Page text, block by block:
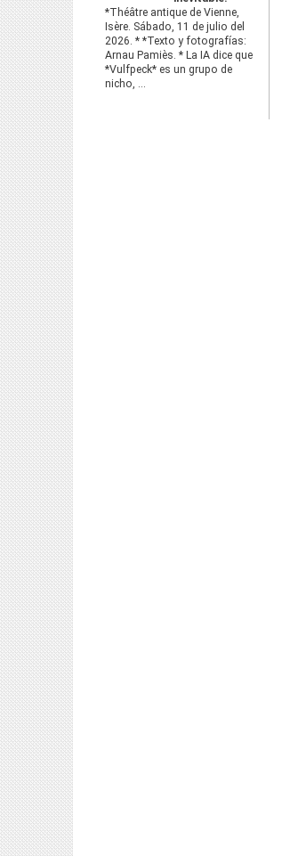
*Théâtre antique de Vienne,
Isère. Sábado, 11 de julio del
2026. * *Texto y fotografías:
Arnau Pamiès. * La IA dice que
*Vulfpeck* es un grupo de
nicho, ...